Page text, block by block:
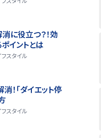
に役立つ？！効
イントとは
フスタイル
！「ダイエット停
フスタイル